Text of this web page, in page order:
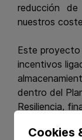
Cookies
reducción
nuestros
Este proyecto
incentivos
dentro del
Resiliencia,